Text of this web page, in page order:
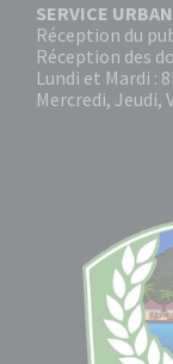
SERVICE
Réception du
Réception des
Lundi et Mardi :
Mercredi, Jeudi,